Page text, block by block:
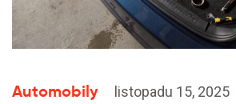
Automobily listopadu 15, 2025